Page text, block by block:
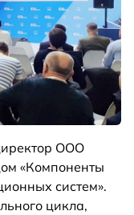
ООО
«Компоненты
систем».
цикла,